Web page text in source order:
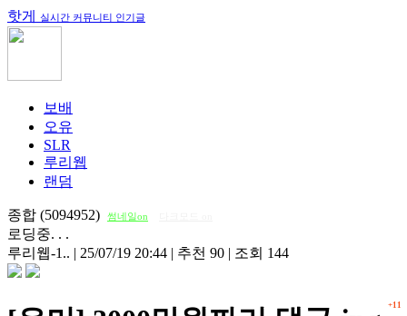
핫게 실시간 커뮤니티 인기글
보배
오유
SLR
루리웹
랜덤
종합 (5094952) 썸네일on
로딩중. . .
루리웹-1.. | 25/07/19 20:44 | 추천 90 | 조회 144
+11